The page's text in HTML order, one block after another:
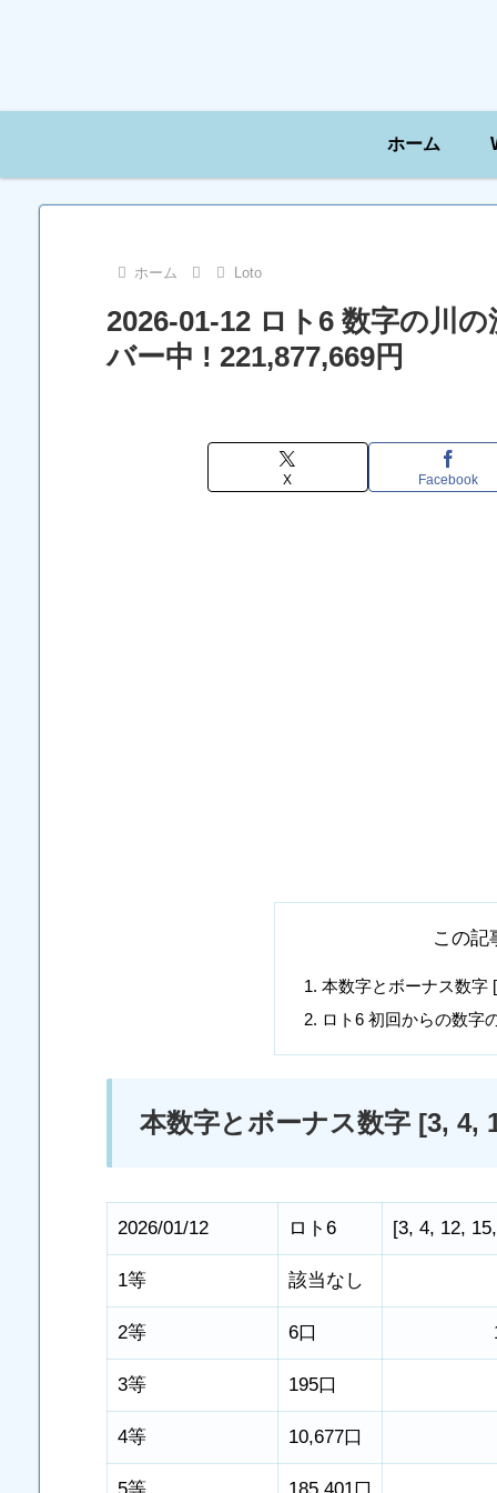
ホーム
ホーム Loto
2026-01-12 ロト6 数字の川
バー中 ! 221,877,669円
X Facebook
この記
本数字とボーナス数字
ロト6 初回からの数字
本数字とボーナス数字 [3, 4,
2026/01/12 ロト6 [3, 4, 12, 15
1等 該当なし
2等 6口
3等 195口
4等 10,677口